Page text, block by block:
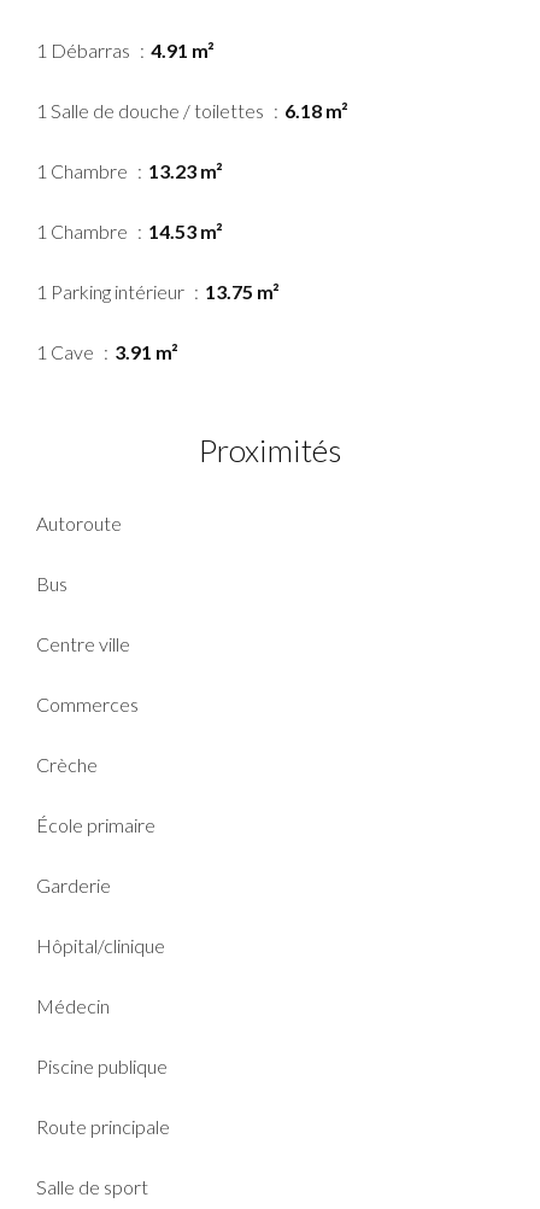
1 Débarras 4.91 m²
1 Salle de douche / toilettes 6.18 m²
1 Chambre 13.23 m²
1 Chambre 14.53 m²
1 Parking intérieur 13.75 m²
1 Cave 3.91 m²
Proximités
Autoroute
Bus
Centre ville
Commerces
Crèche
École primaire
Garderie
Hôpital/clinique
Médecin
Piscine publique
Route principale
Salle de sport